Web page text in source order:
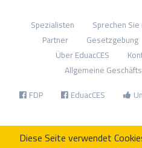
Spezialisten
Sprechen
Partner
Gesetzgebung
Über EduacCES
Allgemeine
FDP EduacCES
Diese Seite verwendet